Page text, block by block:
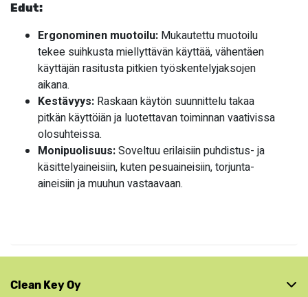
Edut:
Ergonominen muotoilu: Mukautettu muotoilu
tekee suihkusta miellyttävän käyttää, vähentäen
käyttäjän rasitusta pitkien työskentelyjaksojen
aikana.
Kestävyys: Raskaan käytön suunnittelu takaa
pitkän käyttöiän ja luotettavan toiminnan vaativissa
olosuhteissa.
Monipuolisuus:Soveltuu erilaisiin puhdistus- ja
käsittelyaineisiin, kuten pesuaineisiin, torjunta-
aineisiin ja muuhun vastaavaan.
Clean Key Oy